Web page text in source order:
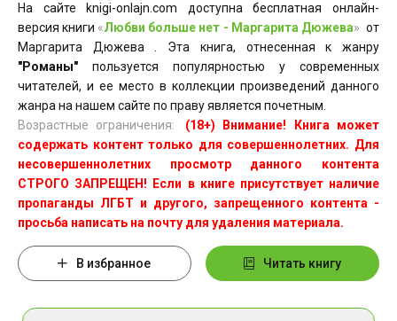
На сайте knigi-onlajn.com доступна бесплатная онлайн-
версия книги «Любви больше нет - Маргарита Дюжева» от
Маргарита Дюжева . Эта книга, отнесенная к жанру
"Романы" пользуется популярностью у современных
читателей, и ее место в коллекции произведений данного
жанра на нашем сайте по праву является почетным.
Возрастные ограничения:
(18+) Внимание! Книга может
содержать контент только для совершеннолетних. Для
несовершеннолетних просмотр данного контента
СТРОГО ЗАПРЕЩЕН! Если в книге присутствует наличие
пропаганды ЛГБТ и другого, запрещенного контента -
просьба написать на почту для удаления материала.
В избранное Читать книгу